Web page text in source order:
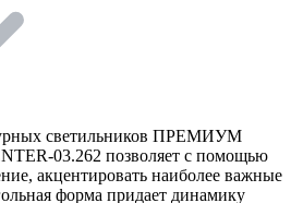
светильников ПРЕМИУМ
03.262 позволяет с помощью
акцентировать наиболее важные
форма придает динамику